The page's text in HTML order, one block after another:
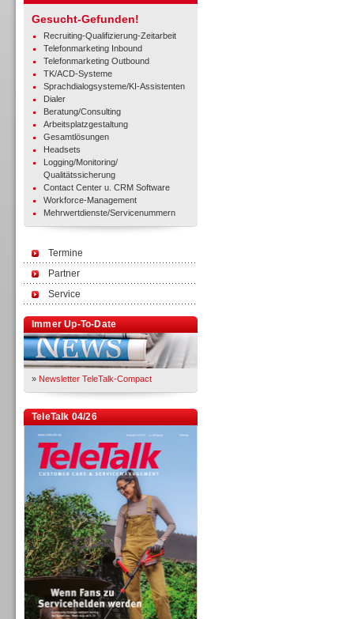
Gesucht-Gefunden!
Recruiting-Qualifizierung-Zeitarbeit
Telefonmarketing Inbound
Telefonmarketing Outbound
TK/ACD-Systeme
Sprachdialogsysteme/KI-Assistenten
Dialer
Beratung/Consulting
Arbeitsplatzgestaltung
Gesamtlösungen
Headsets
Logging/Monitoring/
Qualitätssicherung
Contact Center u. CRM Software
Workforce-Management
Mehrwertdienste/Servicenummern
Termine
Partner
Service
Immer Up-To-Date
» Newsletter TeleTalk-Compact
TeleTalk 04/26